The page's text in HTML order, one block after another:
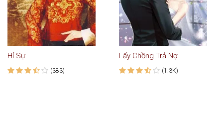
Hỉ Sự
(383)
Lấy Chồng Trả Nợ
(1.3K)